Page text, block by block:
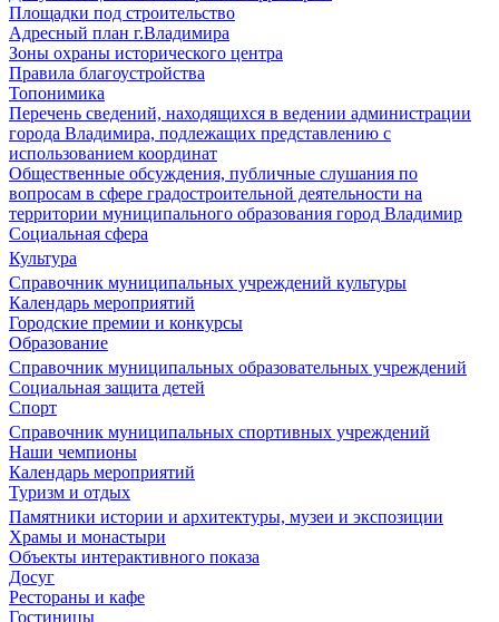
Площадки под строительство
Адресный план г.Владимира
Зоны охраны исторического центра
Правила благоустройства
Топонимика
Перечень сведений, находящихся в ведении администрации
города Владимира, подлежащих представлению с
использованием координат
Общественные обсуждения, публичные слушания по
вопросам в сфере градостроительной деятельности на
территории муниципального образования город Владимир
Социальная сфера
Культура
Справочник муниципальных учреждений культуры
Календарь мероприятий
Городские премии и конкурсы
Образование
Справочник муниципальных образовательных учреждений
Социальная защита детей
Спорт
Справочник муниципальных спортивных учреждений
Наши чемпионы
Календарь мероприятий
Туризм и отдых
Памятники истории и архитектуры, музеи и экспозиции
Храмы и монастыри
Объекты интерактивного показа
Досуг
Рестораны и кафе
Гостиницы